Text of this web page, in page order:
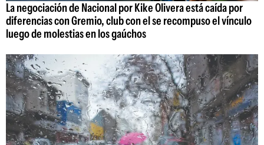
La negociación de Nacional por Kike Olivera está caída por
diferencias con Gremio, club con el se recompuso el vínculo
luego de molestias en los gaúchos